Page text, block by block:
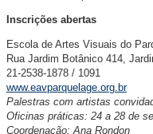
Inscrições abertas
Escola de Artes Visuais do
Rua Jardim Botânico 414,
21-2538-1878 / 1091
www.eavparquelage.org.br
Palestras com artistas
Oficinas práticas: 24 a 28 de
Coordenação: Ana Rondon